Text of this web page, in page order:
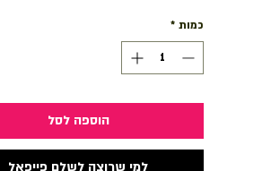
כמות *
הוספה לסל
למי שרוצה לשלם פייפאל